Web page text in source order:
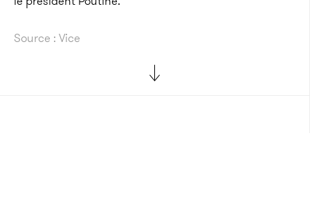
Source : Vice